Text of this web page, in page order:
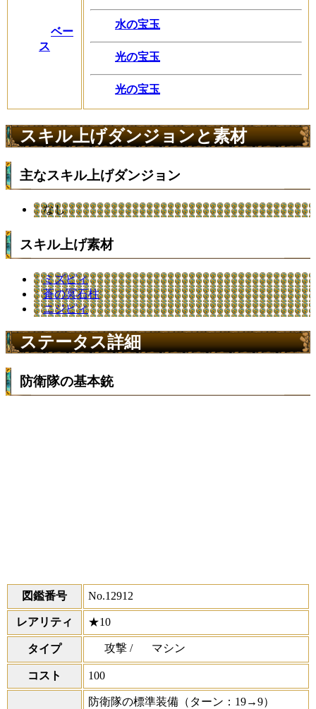
ベー
ス
水の宝玉
光の宝玉
光の宝玉
スキル上げダンジョンと素材
主なスキル上げダンジョン
なし
スキル上げ素材
ミズピィ
蒼の冥石柱
ニジピィ
ステータス詳細
防衛隊の基本銃
図鑑番号 No.12912
レアリティ ★10
タイプ 攻撃 / マシン
コスト 100
防衛隊の標準装備 （ターン：19→9）